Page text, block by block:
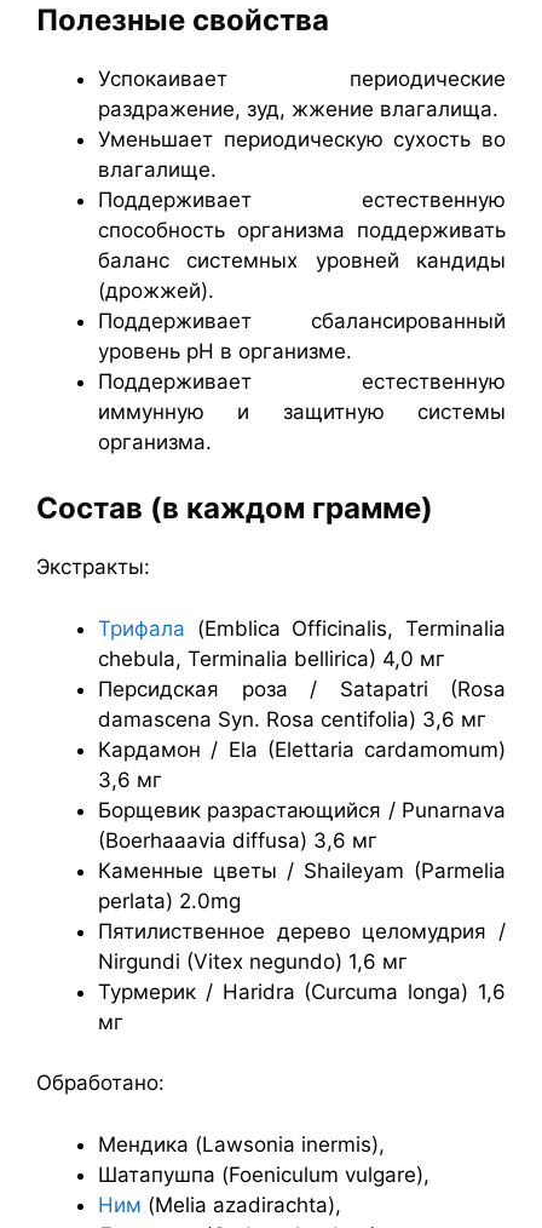
Полезные свойства
Успокаивает периодические
раздражение, зуд, жжение влагалища.
Уменьшает периодическую сухость во
влагалище.
Поддерживает естественную
способность организма поддерживать
баланс системных уровней кандиды
(дрожжей).
Поддерживает сбалансированный
уровень pH в организме.
Поддерживает естественную
иммунную и защитную системы
организма.
Состав (в каждом грамме)
Экстракты:
Трифала (Emblica Officinalis, Terminalia
chebula, Terminalia bellirica) 4,0 мг
Персидская роза / Satapatri (Rosa
damascena Syn. Rosa centifolia) 3,6 мг
Кардамон / Ela (Elettaria cardamomum)
3,6 мг
Борщевик разрастающийся / Punarnava
(Boerhaaavia diffusa) 3,6 мг
Каменные цветы / Shaileyam (Parmelia
perlata) 2.0mg
Пятилиственное дерево целомудрия /
Nirgundi (Vitex negundo) 1,6 мг
Турмерик / Haridra (Curcuma longa) 1,6
мг
Обработано:
Мендика (Lawsonia inermis),
Шатапушпа (Foeniculum vulgare),
Ним (Melia azadirachta),